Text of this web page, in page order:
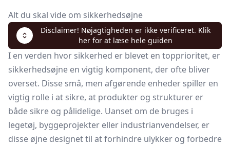
Alt du skal vide om sikkerhedsøjne
Disclaimer! Nøjagtigheden er ikke verificeret. Klik
her for at læse hele guiden
I en verden hvor sikkerhed er blevet en topprioritet, er
sikkerhedsøjne en vigtig komponent, der ofte bliver
overset. Disse små, men afgørende enheder spiller en
vigtig rolle i at sikre, at produkter og strukturer er
både sikre og pålidelige. Uanset om de bruges i
legetøj, byggeprojekter eller industrianvendelser, er
disse øjne designet til at forhindre ulykker og forbedre